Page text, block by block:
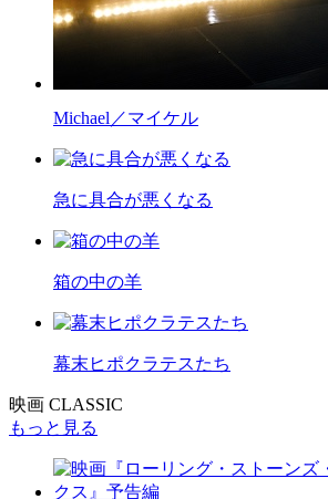
Michael／マイケル
急に具合が悪くなる
箱の中の羊
幕末ヒポクラテスたち
映画 CLASSIC
もっと見る